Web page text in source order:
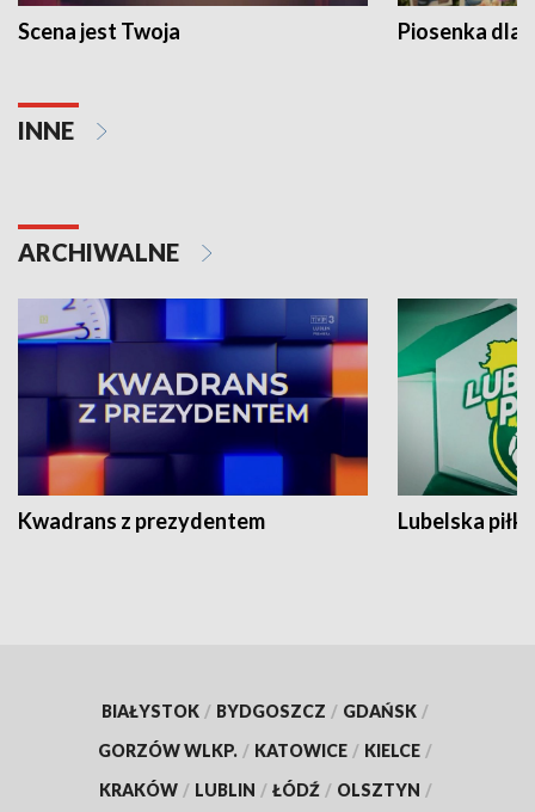
Scena jest Twoja Piosenka dla
INNE
ARCHIWALNE
Kwadrans z prezydentem Lubelska piłka
BIAŁYSTOK / BYDGOSZCZ / GDAŃSK /
GORZÓW WLKP. / KATOWICE / KIELCE /
KRAKÓW / LUBLIN / ŁÓDŹ / OLSZTYN /